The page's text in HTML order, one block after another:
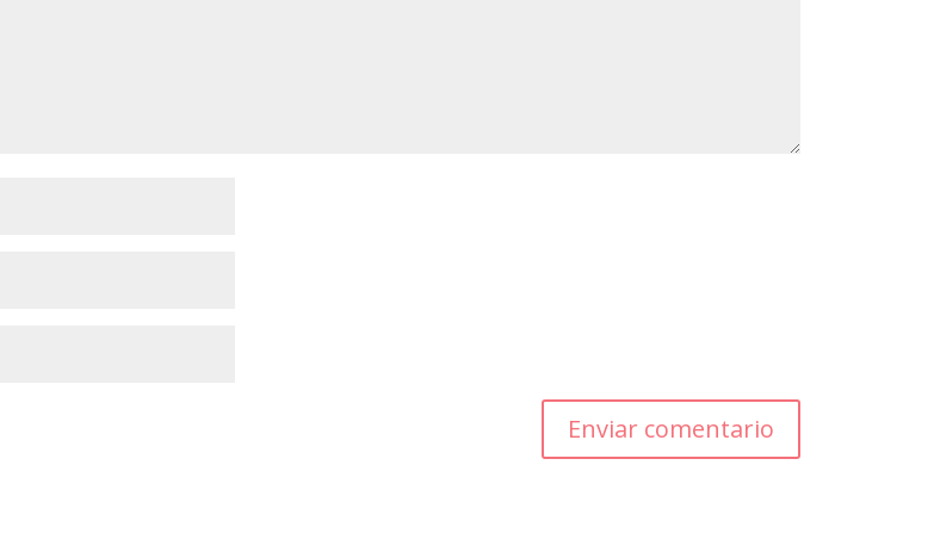
Enviar comentario